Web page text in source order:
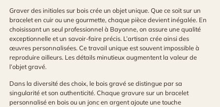
Graver des initiales sur bois crée un objet unique. Que ce soit sur un
bracelet en cuir ou une gourmette, chaque pièce devient inégalée. En
choisissant un seul professionnel à Bayonne, on assure une qualité
exceptionnelle et un savoir-faire précis. L’artisan crée ainsi des
œuvres personnalisées. Ce travail unique est souvent impossible à
reproduire ailleurs. Les détails minutieux augmentent la valeur de
l’objet gravé.
Dans la diversité des choix, le bois gravé se distingue par sa
singularité et son authenticité. Chaque gravure sur un bracelet
personnalisé en bois ou un jonc en argent ajoute une touche